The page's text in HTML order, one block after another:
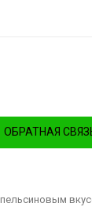
ОБРАТНАЯ